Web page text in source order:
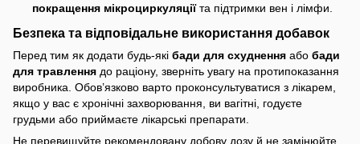
покращення мікроциркуляціїта підтримки вен і лімфи.
Безпека та відповідальне використання добавок
Перед тим як додати будь-які бади для схуднення або бади
для травлення до раціону, зверніть увагу на протипоказання
виробника. Обов’язково варто проконсультуватися з лікарем,
якщо у вас є хронічні захворювання, ви вагітні, годуєте
грудьми або приймаєте лікарські препарати.
Не перевищуйте рекомендовану добову дозу й не замінюйте